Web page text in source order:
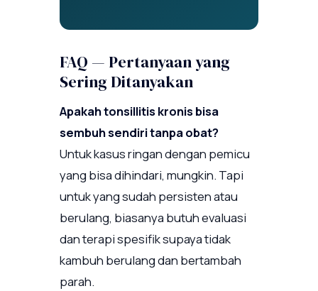
FAQ — Pertanyaan yang
Sering Ditanyakan
Apakah tonsillitis kronis bisa
sembuh sendiri tanpa obat?
Untuk kasus ringan dengan pemicu
yang bisa dihindari, mungkin. Tapi
untuk yang sudah persisten atau
berulang, biasanya butuh evaluasi
dan terapi spesifik supaya tidak
kambuh berulang dan bertambah
parah.